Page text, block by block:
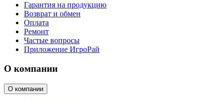
Гарантия на продукцию
Возврат и обмен
Оплата
Ремонт
Частые вопросы
Приложение ИгроРай
О компании
О компании